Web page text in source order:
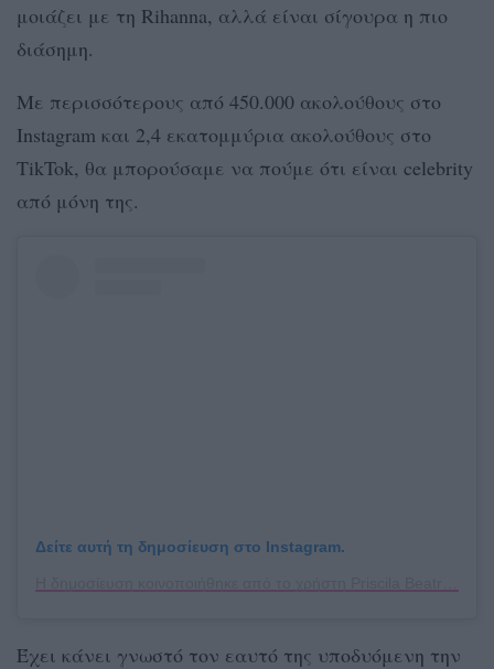
μοιάζει με τη Rihanna, αλλά είναι σίγουρα η πιο
διάσημη.
Με περισσότερους από 450.000 ακολούθους στο
Instagram και 2,4 εκατομμύρια ακολούθους στο
TikTok, θα μπορούσαμε να πούμε ότι είναι celebrity
από μόνη της.
Δείτε αυτή τη δημοσίευση στο Instagram.
Έχει κάνει γνωστό τον εαυτό της υποδυόμενη την